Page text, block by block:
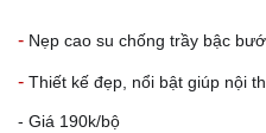
- Nẹp cao su chống trầy bậc
- Thiết kế đẹp, nổi bật giúp nội
- Giá 190k/bộ